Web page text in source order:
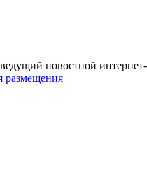
новостной
размещения